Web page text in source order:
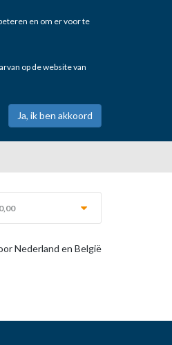
en om er voor te
op de website van
Nederland en België